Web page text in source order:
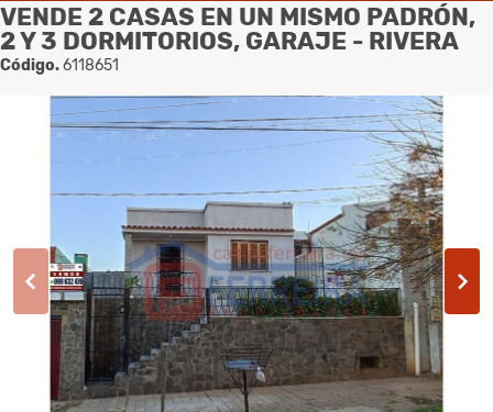
VENDE 2 CASAS EN UN MISMO PADRÓN,
2 Y 3 DORMITORIOS, GARAJE - RIVERA
Código.6118651